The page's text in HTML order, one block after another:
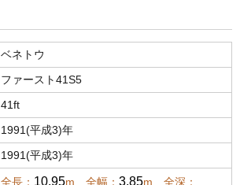
ベネトウ
ファースト41S5
41ft
1991(平成3)年
1991(平成3)年
全長： 10.95m 全幅： 3.85m 全深：